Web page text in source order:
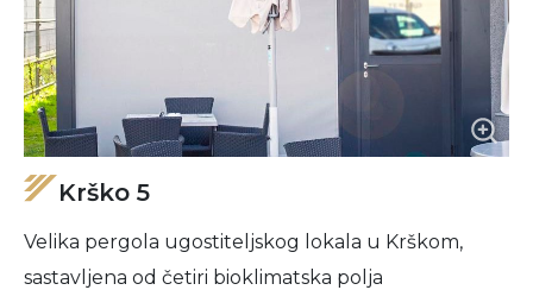
Krško 5
Velika pergola ugostiteljskog lokala u Krškom,
sastavljena od četiri bioklimatska polja